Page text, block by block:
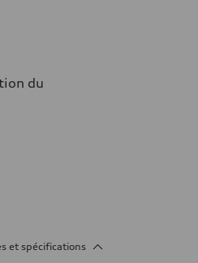
du
et spécifications